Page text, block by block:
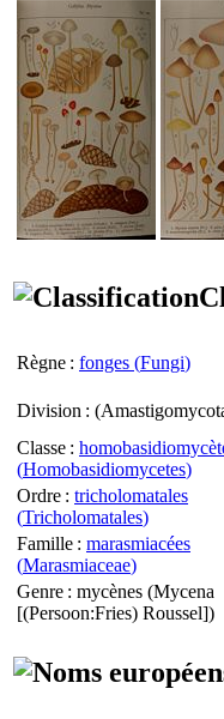
Règne : fonges (Fungi)
Division : (
Classe :
(Homobasidiomycetes)
Ordre : tricholomatales
(Tricholomatales)
Famille : marasmiacées
(Marasmiaceae)
Genre : mycènes (Mycena
[(Persoon:Fries) Roussel])